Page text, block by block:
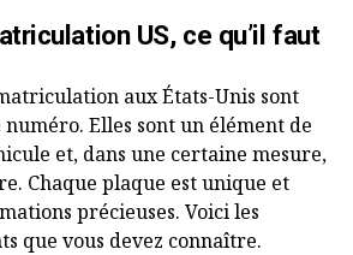
US, ce qu’il faut
aux États-Unis sont
numéro. Elles sont un élément de
et, dans une certaine mesure,
Chaque plaque est unique et
précieuses. Voici les
que vous devez connaître.